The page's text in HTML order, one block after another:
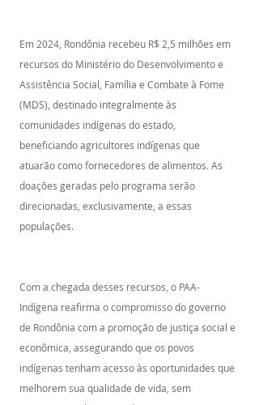
Em 2024, Rondônia recebeu R$ 2,5 milhões em
recursos do Ministério do Desenvolvimento e
Assistência Social, Família e Combate à Fome
(MDS), destinado integralmente às
comunidades indígenas do estado,
beneficiando agricultores indígenas que
atuarão como fornecedores de alimentos. As
doações geradas pelo programa serão
direcionadas, exclusivamente, a essas
populações.
Com a chegada desses recursos, o PAA-
Indígena reafirma o compromisso do governo
de Rondônia com a promoção de justiça social e
econômica, assegurando que os povos
indígenas tenham acesso às oportunidades que
melhorem sua qualidade de vida, sem